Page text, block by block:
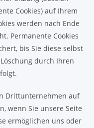
Cookies) auf Ihrem
werden nach Ende
Permanente Cookies
bis Sie diese selbst
durch Ihren
Drittunternehmen auf
wenn Sie unsere Seite
ermöglichen uns oder